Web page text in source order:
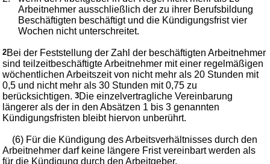
Arbeitnehmer ausschließlich der zu ihrer Berufsbildung
Beschäftigten beschäftigt und die Kündigungsfrist vier
Wochen nicht unterschreitet.
2Bei der Feststellung der Zahl der beschäftigten Arbeitnehmer
sind teilzeitbeschäftigte Arbeitnehmer mit einer regelmäßigen
wöchentlichen Arbeitszeit von nicht mehr als 20 Stunden mit
0,5 und nicht mehr als 30 Stunden mit 0,75 zu
berücksichtigen.3Die einzelvertragliche Vereinbarung
längerer als der in den Absätzen 1 bis 3 genannten
Kündigungsfristen bleibt hiervon unberührt.
(6) Für die Kündigung des Arbeitsverhältnisses durch den
Arbeitnehmer darf keine längere Frist vereinbart werden als
für die Kündigung durch den Arbeitgeber.